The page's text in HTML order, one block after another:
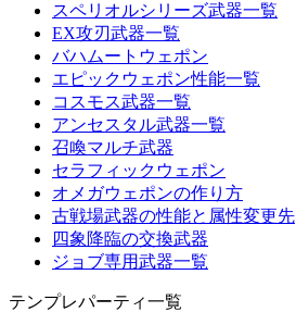
スペリオルシリーズ武器一覧
EX攻刃武器一覧
バハムートウェポン
エピックウェポン性能一覧
コスモス武器一覧
アンセスタル武器一覧
召喚マルチ武器
セラフィックウェポン
オメガウェポンの作り方
古戦場武器の性能と属性変更先
四象降臨の交換武器
ジョブ専用武器一覧
テンプレパーティ一覧